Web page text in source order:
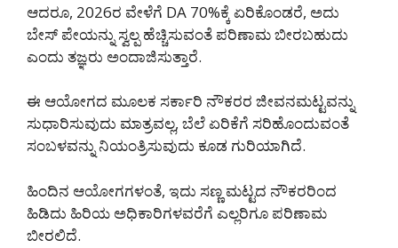
ಆದರೂ, 2026ರ ವೇಳೆಗೆ DA 70%ಕ್ಕೆ ಏರಿಕೊಂಡರೆ, ಅದು
ಬೇಸ್ ಪೇಯನ್ನು ಸ್ವಲ್ಪ ಹೆಚ್ಚಿಸುವಂತೆ ಪರಿಣಾಮ ಬೀರಬಹುದು
ಎಂದು ತಜ್ಞರು ಅಂದಾಜಿಸುತ್ತಾರೆ.
ಈ ಆಯೋಗದ ಮೂಲಕ ಸರ್ಕಾರಿ ನೌಕರರ ಜೀವನಮಟ್ಟವನ್ನು
ಸುಧಾರಿಸುವುದು ಮಾತ್ರವಲ್ಲ, ಬೆಲೆ ಏರಿಕೆಗೆ ಸರಿಹೊಂದುವಂತೆ
ಸಂಬಳವನ್ನು ನಿಯಂತ್ರಿಸುವುದು ಕೂಡ ಗುರಿಯಾಗಿದೆ.
ಹಿಂದಿನ ಆಯೋಗಗಳಂತೆ, ಇದು ಸಣ್ಣ ಮಟ್ಟದ ನೌಕರರಿಂದ
ಹಿಡಿದು ಹಿರಿಯ ಅಧಿಕಾರಿಗಳವರೆಗೆ ಎಲ್ಲರಿಗೂ ಪರಿಣಾಮ
ಬೀರಲಿದೆ.